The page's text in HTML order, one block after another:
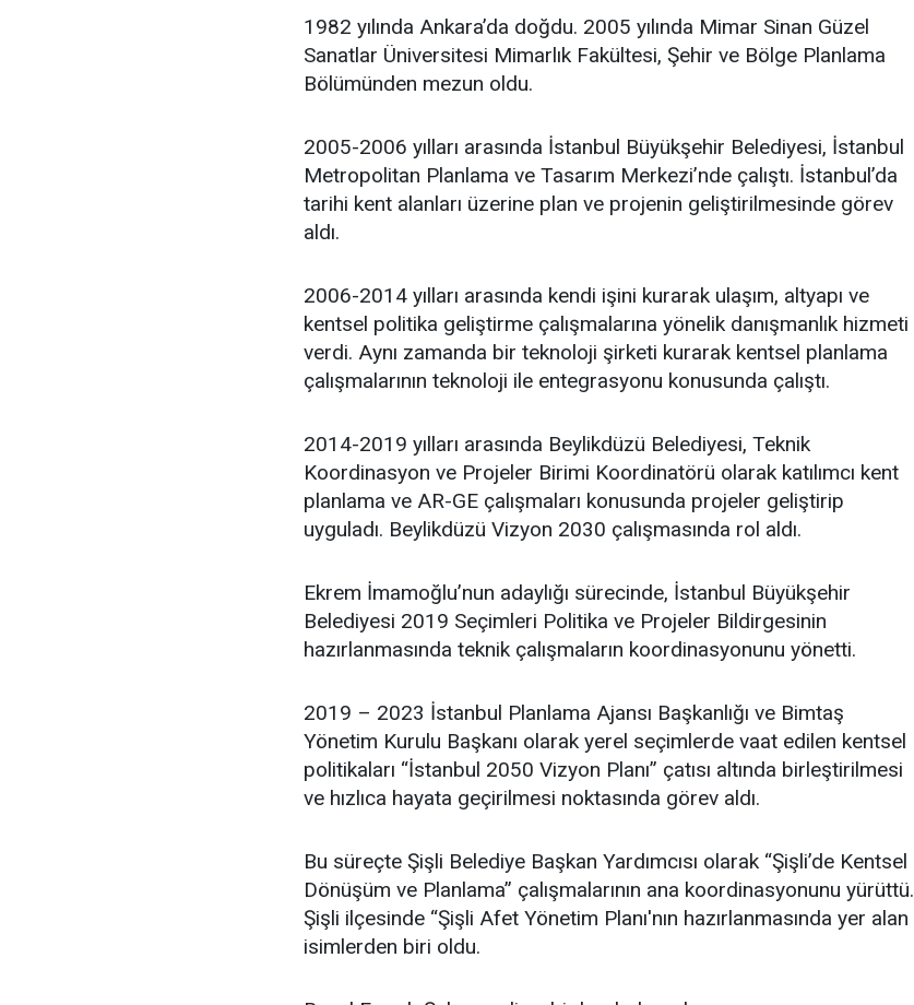
1982 yılında Ankara’da doğdu. 2005 yılında Mimar Sinan Güzel
Sanatlar Üniversitesi Mimarlık Fakültesi, Şehir ve Bölge Planlama
Bölümünden mezun oldu.
2005-2006 yılları arasında İstanbul Büyükşehir Belediyesi, İstanbul
Metropolitan Planlama ve Tasarım Merkezi’nde çalıştı. İstanbul’da
tarihi kent alanları üzerine plan ve projenin geliştirilmesinde görev
aldı.
2006-2014 yılları arasında kendi işini kurarak ulaşım, altyapı ve
kentsel politika geliştirme çalışmalarına yönelik danışmanlık hizmeti
verdi. Aynı zamanda bir teknoloji şirketi kurarak kentsel planlama
çalışmalarının teknoloji ile entegrasyonu konusunda çalıştı.
2014-2019 yılları arasında Beylikdüzü Belediyesi, Teknik
Koordinasyon ve Projeler Birimi Koordinatörü olarak katılımcı kent
planlama ve AR-GE çalışmaları konusunda projeler geliştirip
uyguladı. Beylikdüzü Vizyon 2030 çalışmasında rol aldı.
Ekrem İmamoğlu’nun adaylığı sürecinde, İstanbul Büyükşehir
Belediyesi 2019 Seçimleri Politika ve Projeler Bildirgesinin
hazırlanmasında teknik çalışmaların koordinasyonunu yönetti.
2019 – 2023 İstanbul Planlama Ajansı Başkanlığı ve Bimtaş
Yönetim Kurulu Başkanı olarak yerel seçimlerde vaat edilen kentsel
politikaları “İstanbul 2050 Vizyon Planı” çatısı altında birleştirilmesi
ve hızlıca hayata geçirilmesi noktasında görev aldı.
Bu süreçte Şişli Belediye Başkan Yardımcısı olarak “Şişli’de Kentsel
Dönüşüm ve Planlama” çalışmalarının ana koordinasyonunu yürüttü.
Şişli ilçesinde “Şişli Afet Yönetim Planı'nın hazırlanmasında yer alan
isimlerden biri oldu.